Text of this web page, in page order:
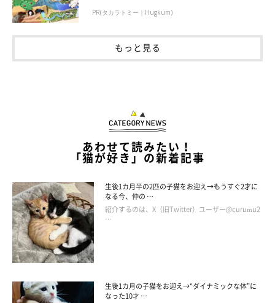
PR(タカラトミー｜Hugkum)
もっと見る
あわせて読みたい！
「猫が好き」の新着記事
生後1カ月半の2匹の子猫をお迎え→もうすぐ2才に
なる今、仲の …
紹介するのは、X（旧Twitter）ユーザー@curumu2
…
生後1カ月の子猫をお迎え→“ダイナミックな体”に
なった10才 …